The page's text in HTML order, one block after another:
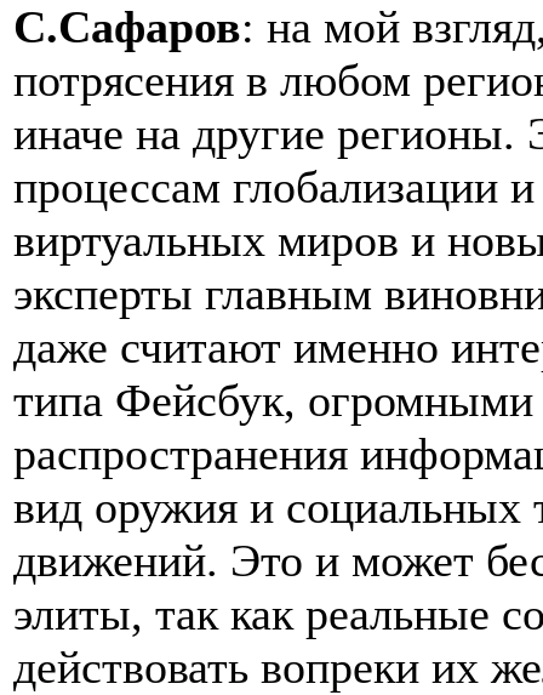
С.Сафаров: на мой
потрясения в любом
иначе на другие регионы.
процессам глобализации
виртуальных миров и
эксперты главным
даже считают именно
типа Фейсбук,
распространения
вид оружия и социальных
движений. Это и может
элиты, так как реальные
действовать вопреки их